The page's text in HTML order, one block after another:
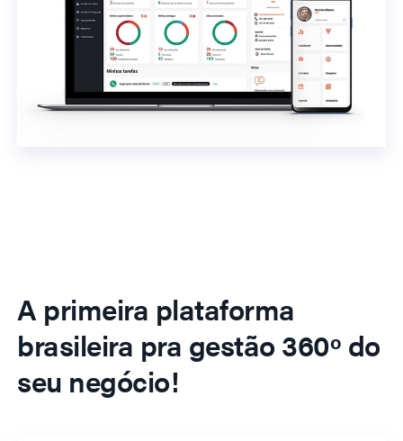
A primeira plataforma
brasileira pra gestão 360º do
seu negócio!